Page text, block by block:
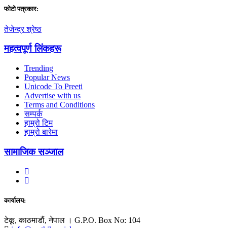
फाेटाे पत्रकार:
तेजेन्द्र श्रेष्ठ
महत्वपूर्ण लिंकहरू
Trending
Popular News
Unicode To Preeti
Advertise with us
Terms and Conditions
सम्पर्क
हाम्रो टिम
हाम्रो बारेमा
सामाजिक सञ्जाल
कार्यालय:
टेकू, काठमाडाैं, नेपाल । G.P.O. Box No: 104